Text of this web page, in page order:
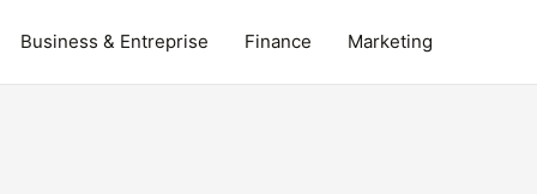
Business & Entreprise Finance Marketing